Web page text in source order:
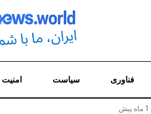
فناوری سیاست امنیت